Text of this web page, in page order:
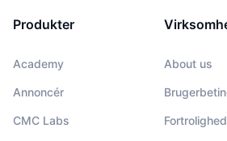
Produkter
Academy
Annoncér
CMC Labs
About us